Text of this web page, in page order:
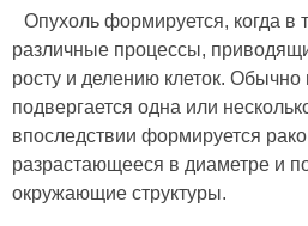
Опухоль формируется, когда в
различные процессы,
росту и делению клеток.
подвергается одна или
впоследствии формируется
разрастающееся в диаметре и
окружающие структуры.